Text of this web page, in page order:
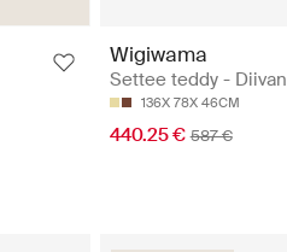
Wigiwama
Settee teddy - Diivan
136X 78X 46CM
440.25 € 587 €